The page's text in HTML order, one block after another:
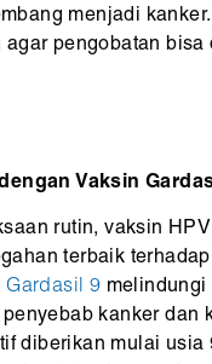
menjadi
agar pengobatan bisa
Vaksin
rutin, vaksin
terbaik
Gardasil 9 melindungi
kanker dan
diberikan mulai usia